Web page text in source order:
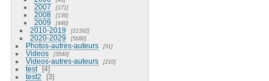
2007 171
2008 136
2009 446
2010-2019 21392
2020-2029 5680
Photos-autres-auteurs 91
Videos 3540
Videos-autres-auteurs 210
test
4
test2
3